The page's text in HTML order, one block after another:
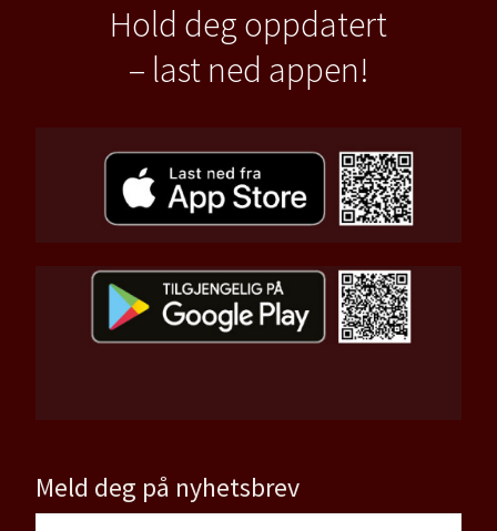
Hold deg oppdatert
– last ned appen!
Meld deg på nyhetsbrev